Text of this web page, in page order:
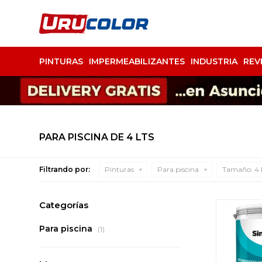
PINTURAS IMPERMEABILIZANTES INDUSTRIA
PARA PISCINA DE 4 LTS
Filtrando por: Pinturas Para piscina Tamaño: 4
Categorías
Para piscina (1)